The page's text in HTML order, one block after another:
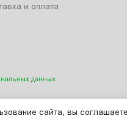
и оплата
данных
КПП 771701001, ОГРН
сайта, вы